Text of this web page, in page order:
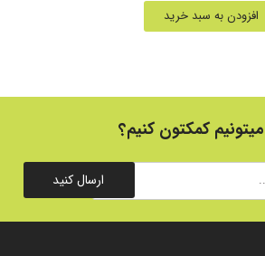
افزودن به سبد خرید
کمکتون کنیم؟
ارسال کنید